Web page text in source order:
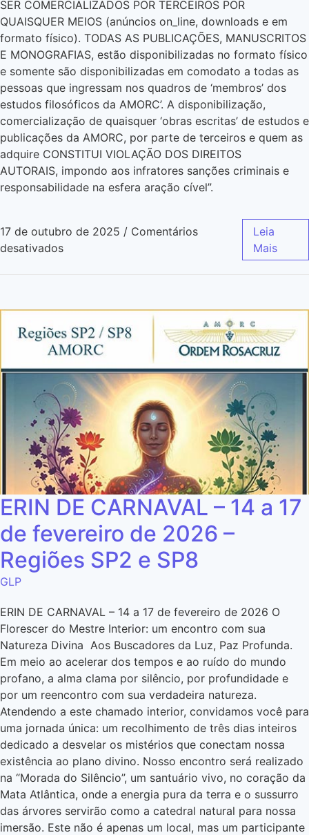
SER COMERCIALIZADOS POR TERCEIROS POR
QUAISQUER MEIOS (anúncios on_line, downloads e em
formato físico). TODAS AS PUBLICAÇÕES, MANUSCRITOS
E MONOGRAFIAS, estão disponibilizadas no formato físico
e somente são disponibilizadas em comodato a todas as
pessoas que ingressam nos quadros de ‘membros’ dos
estudos filosóficos da AMORC’. A disponibilização,
comercialização de quaisquer ‘obras escritas’ de estudos e
publicações da AMORC, por parte de terceiros e quem as
adquire CONSTITUI VIOLAÇÃO DOS DIREITOS
AUTORAIS, impondo aos infratores sanções criminais e
responsabilidade na esfera aração cível”.
17 de outubro de 2025 / Comentários
desativados
Leia
Mais
ERIN DE CARNAVAL – 14 a 17
de fevereiro de 2026 –
Regiões SP2 e SP8
GLP
ERIN DE CARNAVAL – 14 a 17 de fevereiro de 2026 O
Florescer do Mestre Interior: um encontro com sua
Natureza Divina Aos Buscadores da Luz, Paz Profunda.
Em meio ao acelerar dos tempos e ao ruído do mundo
profano, a alma clama por silêncio, por profundidade e
por um reencontro com sua verdadeira natureza.
Atendendo a este chamado interior, convidamos você para
uma jornada única: um recolhimento de três dias inteiros
dedicado a desvelar os mistérios que conectam nossa
existência ao plano divino. Nosso encontro será realizado
na “Morada do Silêncio”, um santuário vivo, no coração da
Mata Atlântica, onde a energia pura da terra e o sussurro
das árvores servirão como a catedral natural para nossa
imersão. Este não é apenas um local, mas um participante